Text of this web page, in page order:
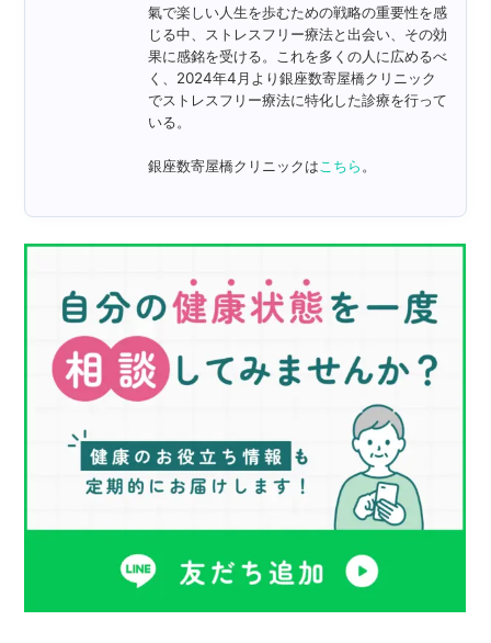
氣で楽しい人生を歩むための戦略の重要性を感
じる中、ストレスフリー療法と出会い、その効
果に感銘を受ける。これを多くの人に広めるべ
く、2024年4月より銀座数寄屋橋クリニック
でストレスフリー療法に特化した診療を行って
いる。
銀座数寄屋橋クリニックは こちら 。